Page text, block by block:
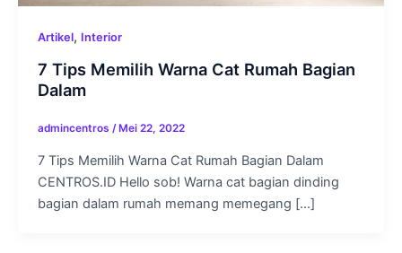
Artikel, Interior
7 Tips Memilih Warna Cat Rumah Bagian
Dalam
admincentros / Mei 22, 2022
7 Tips Memilih Warna Cat Rumah Bagian Dalam
CENTROS.ID Hello sob! Warna cat bagian dinding
bagian dalam rumah memang memegang […]